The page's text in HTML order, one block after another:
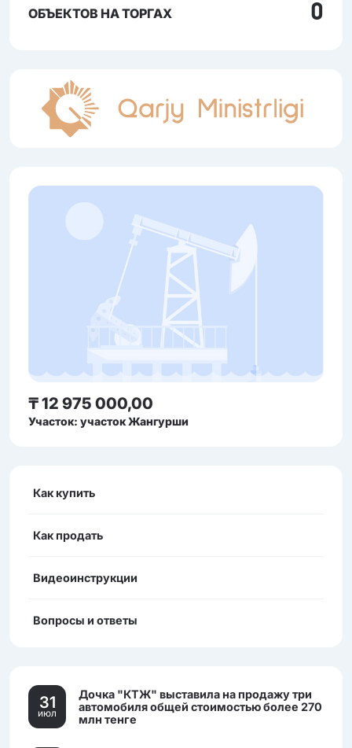
ОБЪЕКТОВ НА ТОРГАХ 0
₸ 12 975 000,00
Участок: участок Жангурши
Как купить
Как продать
Видеоинструкции
Вопросы и ответы
31
июл
Дочка "КТЖ" выставила на продажу три
автомобиля общей стоимостью более 270
млн тенге